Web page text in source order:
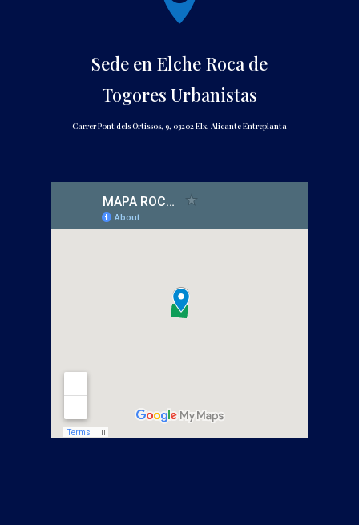
Sede en Elche Roca de
Togores Urbanistas
Carrer Pont dels Ortissos, 9, 03202 Elx, Alicante Entreplanta